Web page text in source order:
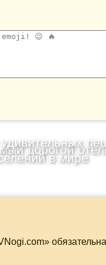
дорогой
удивительных
в мире